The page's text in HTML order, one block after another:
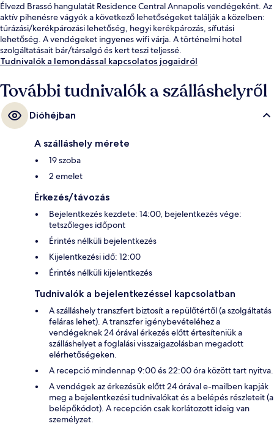
Élvezd Brassó hangulatát Residence Central Annapolis vendégeként. Az
aktív pihenésre vágyók a következő lehetőségeket találják a közelben:
túrázási/kerékpározási lehetőség, hegyi kerékpározás, sífutási
lehetőség. A vendégeket ingyenes wifi várja. A történelmi hotel
szolgáltatásait bár/társalgó és kert teszi teljessé.
Tudnivalók a lemondással kapcsolatos jogaidról
További tudnivalók a szálláshelyről
Dióhéjban
A szálláshely mérete
19 szoba
2 emelet
Érkezés/távozás
Bejelentkezés kezdete: 14:00, bejelentkezés vége:
tetszőleges időpont
Érintés nélküli bejelentkezés
Kijelentkezési idő: 12:00
Érintés nélküli kijelentkezés
Tudnivalók a bejelentkezéssel kapcsolatban
A szálláshely transzfert biztosít a repülőtértől (a szolgáltatás
feláras lehet). A transzfer igénybevételéhez a
vendégeknek 24 órával érkezés előtt értesíteniük a
szálláshelyet a foglalási visszaigazolásban megadott
elérhetőségeken.
A recepció mindennap 9:00 és 22:00 óra között tart nyitva.
A vendégek az érkezésük előtt 24 órával e-mailben kapják
meg a bejelentkezési tudnivalókat és a belépés részleteit (a
belépőkódot). A recepción csak korlátozott ideig van
személyzet.